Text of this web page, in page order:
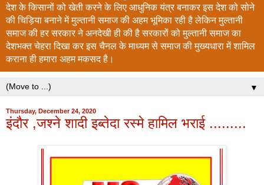
देश के किसानों को खेती करने के लिए आधुनिक यंत्र बनाकर इस देश को सोने
की चिड़िया बनाने में मुल्तानी समाज की अहम भूमिका रही है लेकिन मुल्तानी
समाज की हर सरकार ने अनदेखी ही की है सरकारों को मुल्तानी समाज का
देशभक्त चेहरा दिखा कर इस चैनल के माध्यम से समाज की मुख्यधारा में शामिल
कराना ही हमारा अहम मकसद है।
▼
Thursday, December 24, 2020
इंदौर ,जश्ने शादी इब्तेदा रस्मे हामिल भराई .........